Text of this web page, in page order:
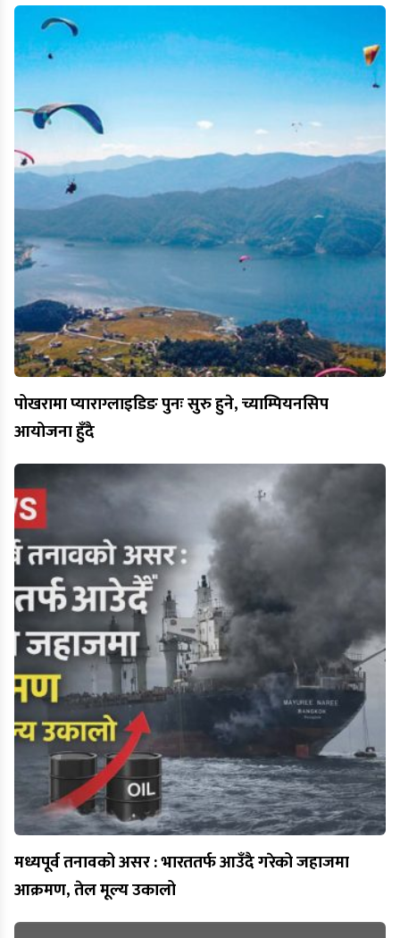
पोखरामा प्याराग्लाइडिङ पुनः सुरु हुने, च्याम्पियनसिप
आयोजना हुँदै
मध्यपूर्व तनावको असर : भारततर्फ आउँदै गरेको जहाजमा
आक्रमण, तेल मूल्य उकालो